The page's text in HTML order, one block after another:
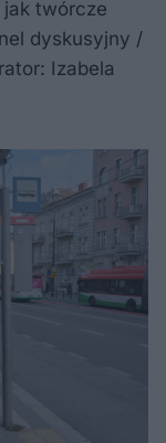
jak twórcze
dyskusyjny /
Izabela